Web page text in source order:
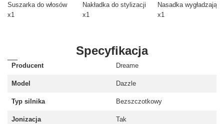
Suszarka do włosów
x1
Nakładka do stylizacji
x1
Nasadka wygładzająca
x1
Specyfikacja
Producent Dreame
Model Dazzle
Typ silnika Bezszczotkowy
Jonizacja Tak